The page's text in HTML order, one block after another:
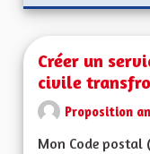
Créer un
civile
Proposition
Mon Code postal